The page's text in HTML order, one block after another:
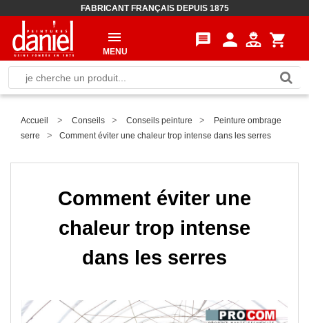
FABRICANT FRANÇAIS DEPUIS 1875
message person shopping_cart
MENU
Accueil > Conseils > Conseils peinture >
Peinture ombrage
serre
> Comment éviter une chaleur trop intense dans les serres
Comment éviter une
chaleur trop intense
dans les serres